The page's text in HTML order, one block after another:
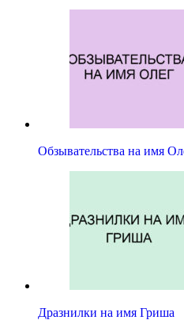
Обзывательства на имя
Дразнилки на имя Гриша